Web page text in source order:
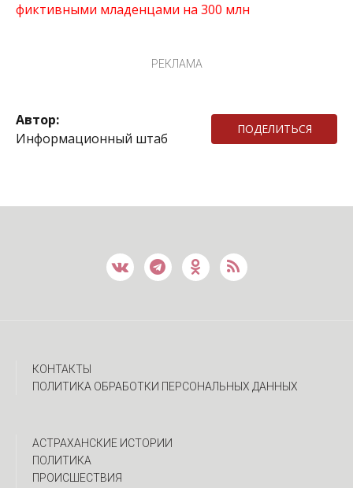
фиктивными младенцами на 300 млн
РЕКЛАМА
Автор:
Информационный штаб
ПОДЕЛИТЬСЯ
КОНТАКТЫ
ПОЛИТИКА ОБРАБОТКИ ПЕРСОНАЛЬНЫХ ДАННЫХ
АСТРАХАНСКИЕ ИСТОРИИ
ПОЛИТИКА
ПРОИСШЕСТВИЯ